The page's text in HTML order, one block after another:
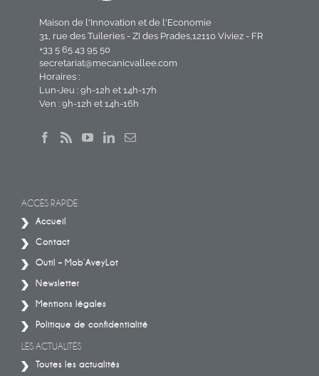
Maison de l'Innovation et de l'Economie
31, rue des Tuileries - ZI des Prades,12110 Viviez - FR
+33 5 65 43 95 50
secretariat@mecanicvallee.com
Horaires :
Lun-Jeu : 9h-12h et 14h-17h
Ven : 9h-12h et 14h-16h
ACCÈS RAPIDE
Accueil
Contact
Outil – Mob’AveyLot
Newsletter
Mentions légales
Politique de confidentialité
LES ACTUALITÉS
Toutes les actualités